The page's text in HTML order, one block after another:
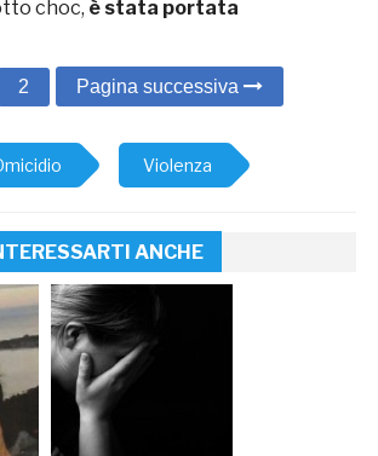
choc, è stata portata
2 Pagina successiva
Violenza
ANCHE